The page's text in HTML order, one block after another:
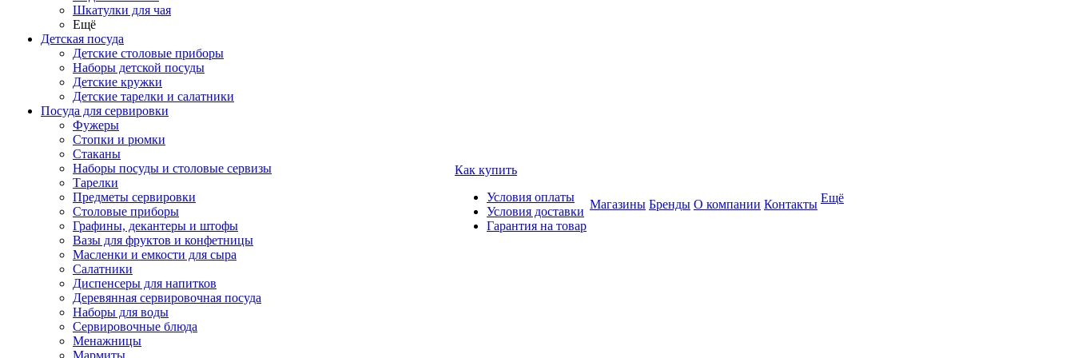
Шкатулки для чая
Ещё
Детская посуда
Детские столовые приборы
Наборы детской посуды
Детские кружки
Детские тарелки и салатники
Посуда для сервировки
Фужеры
Стопки и рюмки
Стаканы
Наборы посуды и столовые сервизы
Тарелки
Предметы сервировки
Столовые приборы
Графины, декантеры и штофы
Вазы для фруктов и конфетницы
Масленки и емкости для сыра
Салатники
Диспенсеры для напитков
Деревянная сервировочная посуда
Наборы для воды
Сервировочные блюда
Менажницы
Мармиты
Как купить
Условия оплаты
Условия доставки
Гарантия на товар
Магазины Бренды О компании Контакты Ещё